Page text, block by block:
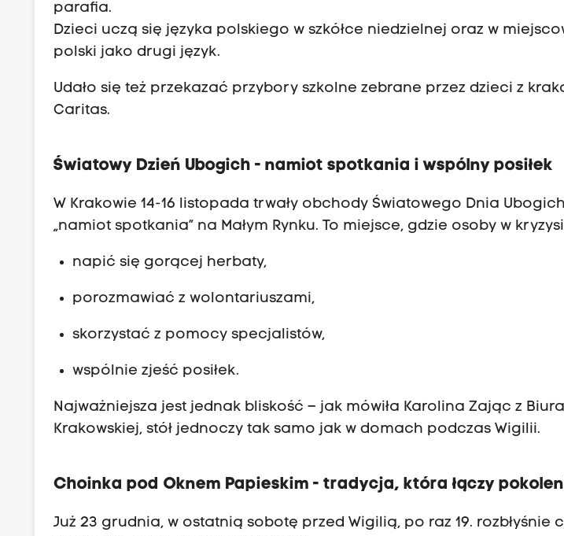
parafia.
Dzieci uczą się języka polskiego w szkółce niedzielnej oraz w
polski jako drugi język.
Udało się też przekazać przybory szkolne zebrane przez dzieci z
Caritas.
Światowy Dzień Ubogich - namiot spotkania i wspólny posiłek
W Krakowie 14-16 listopada trwały obchody Światowego Dnia
„namiot spotkania” na Małym Rynku. To miejsce, gdzie osoby w
napić się gorącej herbaty,
porozmawiać z wolontariuszami,
skorzystać z pomocy specjalistów,
wspólnie zjeść posiłek.
Najważniejsza jest jednak bliskość – jak mówiła Karolina Zając z
Krakowskiej, stół jednoczy tak samo jak w domach podczas Wigilii.
Choinka pod Oknem Papieskim - tradycja, która łączy
Już 23 grudnia, w ostatnią sobotę przed Wigilią, po raz 19. rozbłyśnie